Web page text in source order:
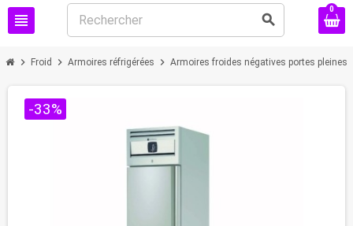
view_headline search
0
chevron_right Froid chevron_right Armoires réfrigérées chevron_right Armoires froides négatives portes pleines
-33%